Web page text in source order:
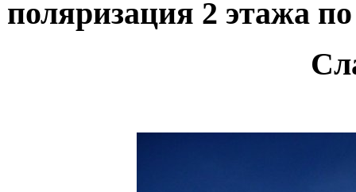
поляризация 2 этажа